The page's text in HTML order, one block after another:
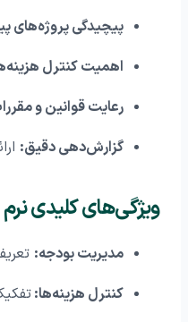
پیچیدگی پروژه‌های
اهمیت کنترل
رعایت قوانین و
گزارش‌دهی دقیق:
ویژگی‌های کلیدی نرم
مدیریت بودجه:
کنترل هزینه‌ها: